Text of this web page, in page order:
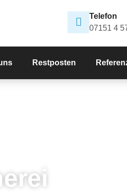
Telefon
07151 4
Restposten